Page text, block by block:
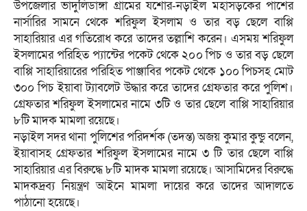
উপজেলার ভাদুলিডাঙ্গা গ্রামের যশোর-নড়াইল মহাসড়কের পাশের
নার্সারির সামনে থেকে শরিফুল ইসলাম ও তার বড় ছেলে বাপ্পি
সাহারিয়ার এর গতিরোধ করে তাদের তল্লাশি করেন। এসময় শরিফুল
ইসলামের পরিহিত প্যান্টের পকেট থেকে ২০০ পিচ ও তার বড় ছেলে
বাপ্পি সাহারিয়ারের পরিহিত পাঞ্জাবির পকেট থেকে ১০০ পিচসহ মোট
৩০০ পিচ ইয়াবা ট্যাবলেট উদ্ধার করে তাদের গ্রেফতার করে পুলিশ।
গ্রেফতার শরিফুল ইসলামের নামে ৩টি ও তার ছেলে বাপ্পি সাহারিয়ার
৮টি মাদক মামলা রয়েছে।
নড়াইল সদর থানা পুলিশের পরিদর্শক (তদন্ত) অজয় কুমার কুন্ডু বলেন,
ইয়াবাসহ গ্রেফতার শরিফুল ইসলামের নামে ৩ টি তার ছেলে বাপ্পি
সাহারিয়ার এর বিরুদ্ধে ৮টি মাদক মামলা রয়েছে। আসামিদের বিরুদ্ধে
মাদকদ্রব্য নিয়ন্ত্রণ আইনে মামলা দায়ের করে তাদের আদালতে
পাঠানো হয়েছে।